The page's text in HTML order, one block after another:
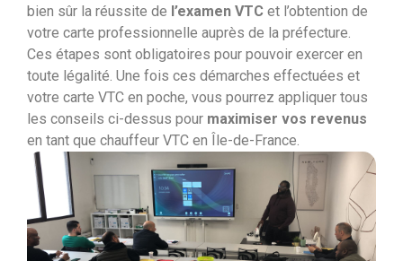
bien sûr la réussite de l’examen VTC et l’obtention de
votre carte professionnelle auprès de la préfecture.
Ces étapes sont obligatoires pour pouvoir exercer en
toute légalité. Une fois ces démarches effectuées et
votre carte VTC en poche, vous pourrez appliquer tous
les conseils ci-dessus pour maximiser vos revenus
en tant que chauffeur VTC en Île-de-France.